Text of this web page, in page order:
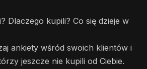
Dlaczego kupili? Co się dzieje w
ankiety wśród swoich klientów i
jeszcze nie kupili od Ciebie.